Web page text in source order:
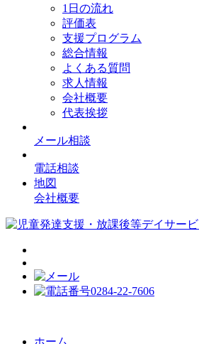
1日の流れ
評価表
支援プログラム
総合情報
よくある質問
求人情報
会社概要
代表挨拶
メール相談
電話相談
地図
会社概要
ホーム